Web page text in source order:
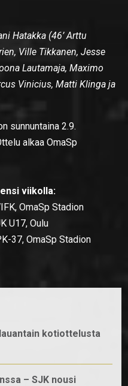
Hatakka (46’ Arttu
Ville Tikkanen, Jesse
Lautamaja, Maximo
Vinicius, Matti Klinga ja
sunnuntaina 2.9.
alkaa OmaSp
viikolla:
OmaSp Stadion
U17, Oulu
37, OmaSp Stadion
kotiottelusta
– SJK nousi